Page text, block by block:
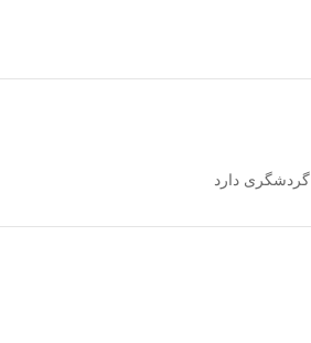
دارد